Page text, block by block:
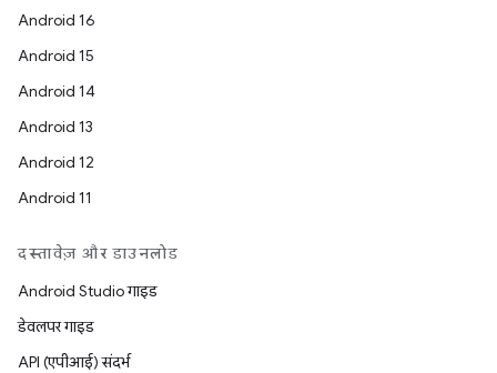
Android 16
Android 15
Android 14
Android 13
Android 12
Android 11
दस्तावेज़ और डाउनलोड
Android Studio गाइड
डेवलपर गाइड
API (एपीआई) संदर्भ